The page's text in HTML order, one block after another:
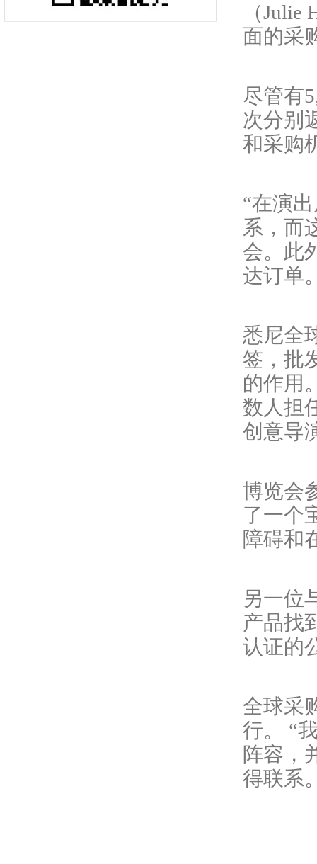
（Julie
面的采
尽管有
次分别
和采购
“在演
系，而
会。此
达订单
悉尼全
签，批
的作用
数人担
创意导
博览会
了一个
障碍和
另一位
产品找
认证的
全球采
行。 “
阵容，
得联系